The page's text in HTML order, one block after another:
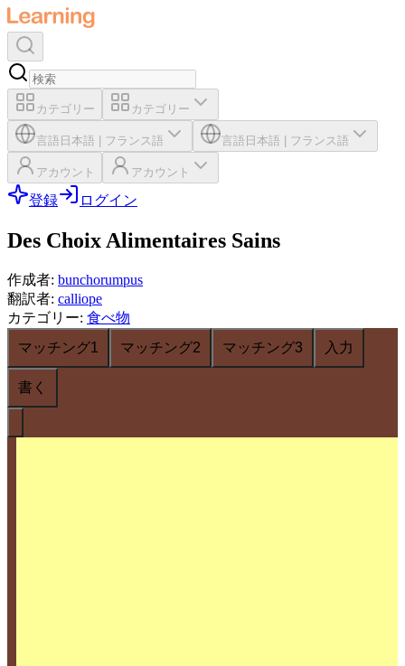
カテゴリー カテゴリー
言語 日本語 フランス語 言語 日本語 フランス語
アカウント アカウント
登録 ログイン
Des Choix Alimentaires Sains
作成者: bunchorumpus
翻訳者: calliope
カテゴリー: 食べ物
マッチング1
マッチング2 マッチング3 入力
書く